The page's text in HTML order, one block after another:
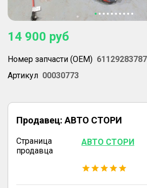
14 900 руб
Номер запчасти (OEM) 61129283787
Артикул 00030773
Продавец: АВТО СТОРИ
Страница
продавца
АВТО СТОРИ